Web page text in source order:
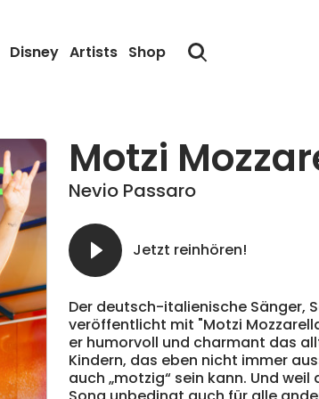
Disney Artists Shop
Motzi
Nevio Passaro
Jetzt reinhören!
Der deutsch-italienische Sänger,
veröffentlicht mit "Motzi
er humorvoll und charmant das
Kindern, das eben nicht immer
auch „motzig“ sein kann. Und